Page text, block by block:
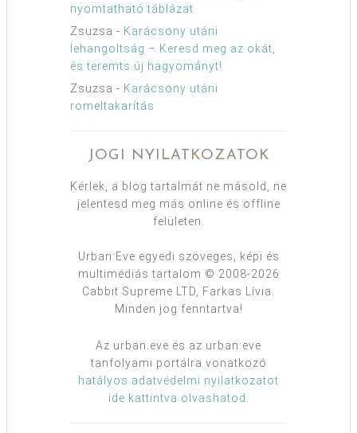
nyomtatható táblázat
Zsuzsa - Karácsony utáni
lehangoltság – Keresd meg az okát,
és teremts új hagyományt!
Zsuzsa - Karácsony utáni
romeltakarítás
JOGI NYILATKOZATOK
Kérlek, a blog tartalmát ne másold, ne
jelentesd meg más online és offline
felületen.
Urban:Eve egyedi szöveges, képi és
multimédiás tartalom © 2008-2026
Cabbit Supreme LTD, Farkas Lívia.
Minden jog fenntartva!
Az urban:eve és az urban:eve
tanfolyami portálra vonatkozó
hatályos adatvédelmi nyilatkozatot
ide kattintva olvashatod .